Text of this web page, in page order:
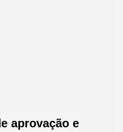
aprovação e